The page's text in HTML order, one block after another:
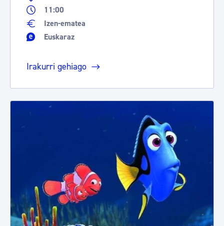
11:00
Izen-ematea
Euskaraz
Irakurri gehiago